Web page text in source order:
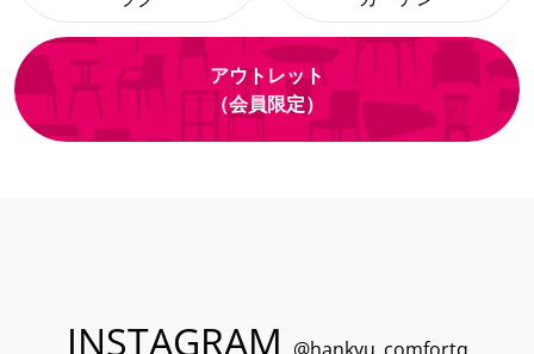
アウトレット
（会員限定）
INSTAGRAM